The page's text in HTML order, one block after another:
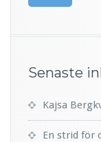
Senaste
Kajsa
En strid för